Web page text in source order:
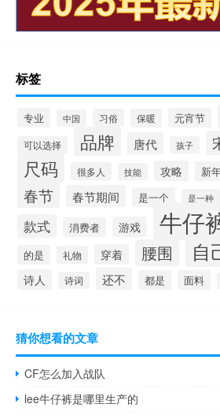
标签
专业 中国 习俗 保暖 元宵节
可以选择 品牌 唐代 孩子
尺码 很多人 技能 攻略 新
春节 春节期间 是一个 是一种
款式
消费者 游戏 牛仔
的是 礼物 穿着 腰围 自
诗人 诗词 还不 都是 面料
猜你想看的文章
CF怎么加入战队
lee牛仔裤是哪里生产的